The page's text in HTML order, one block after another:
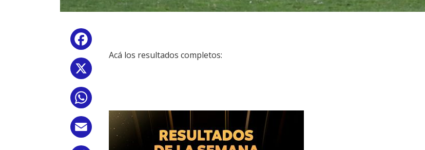
Email
Acá los resultados completos: